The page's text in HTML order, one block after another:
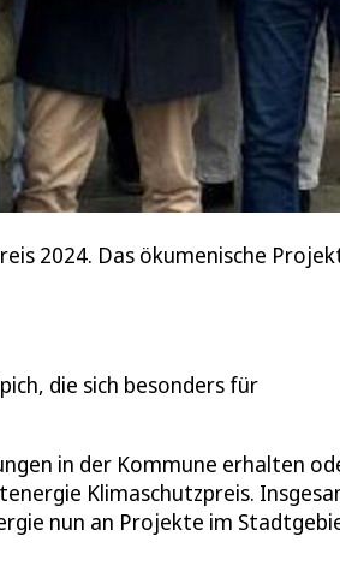
2024. Das ökumenische
die sich besonders für
in der Kommune erhalten
Klimaschutzpreis.
nun an Projekte im